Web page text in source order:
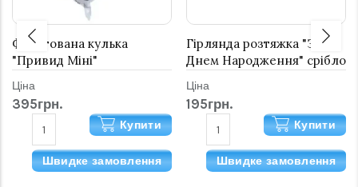
Фольгована кулька
"Привид Міні"
Ціна
395грн.
Купити
Швидке замовлення
Гірлянда розтяжка "З
Днем Народження" срібло
Ціна
195грн.
Купити
Швидке замовлення